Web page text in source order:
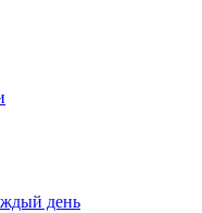
день